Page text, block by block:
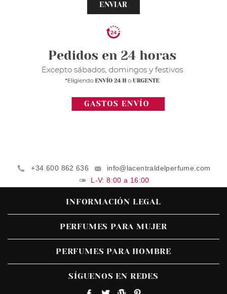
ENVIAR
+34 600 862 636
info@lacentraldelperfume.com
L-V: 8:00 a 16:00
INFORMACIÓN LEGAL
PERFUMES PARA MUJER
PERFUMES PARA HOMBRE
SÍGUENOS EN REDES